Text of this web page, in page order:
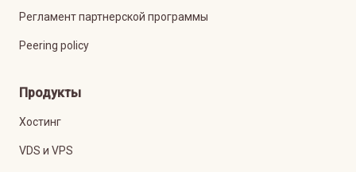
Регламент партнерской программы
Peering policy
Продукты
Хостинг
VDS и VPS